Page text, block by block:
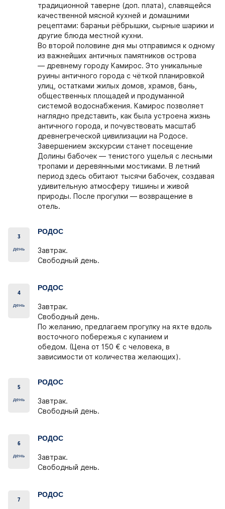
традиционной таверне (доп. плата), славящейся
качественной мясной кухней и домашними
рецептами: бараньи рёбрышки, сырные шарики и
другие блюда местной кухни.
Во второй половине дня мы отправимся к одному
из важнейших античных памятников острова
— древнему городу Камирос. Это уникальные
руины античного города с чёткой планировкой
улиц, остатками жилых домов, храмов, бань,
общественных площадей и продуманной
системой водоснабжения. Камирос позволяет
наглядно представить, как была устроена жизнь
античного города, и почувствовать масштаб
древнегреческой цивилизации на Родосе.
Завершением экскурсии станетпосещение
Долины бабочек — тенистого ущелья с лесными
тропами и деревянными мостиками. В летний
период здесь обитают тысячи бабочек, создавая
удивительную атмосферу тишины и живой
природы. После прогулки — возвращение в
отель.
3
день
РОДОС
Завтрак.
Свободный день.
4
день
РОДОС
Завтрак.
Свободный день.
По желанию, предлагаем прогулку на яхте вдоль
восточного побережья с купанием и
обедом. (Цена от 150 € с человека, в
зависимости от количества желающих).
5
день
РОДОС
Завтрак.
Свободный день.
6
день
РОДОС
Завтрак.
Свободный день.
7
РОДОС